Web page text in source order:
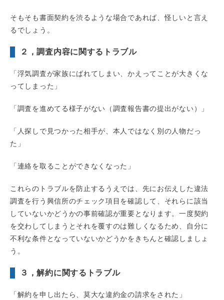
そもそも書面契約を渋るような場合であれば、怪しいと言え
るでしょう。
２，調査内容に関するトラブル
「浮気調査が家族にばれてしまい、かえってことが大きくな
ってしまった」
「調査を進めてる様子がない（調査報告書の提出がない）」
「人探しで見つかった相手が、本人ではなく別の人物だっ
た」
「連絡を取ることができなくなった」
これらのトラブルを防止するうえでは、先にお伝えした違法
調査を行う興信所のチェック項目を確認して、それらに該当
していないかどうかの事前確認が重要となります。一度契約
を交わしてしまうとそれを覆すのは難しくなるため、自分に
不利な条件となっていないかどうかをきちんと確認しましょ
う。
３，解約に関するトラブル
「解約を申し出たら、莫大な違約金の請求をされた」